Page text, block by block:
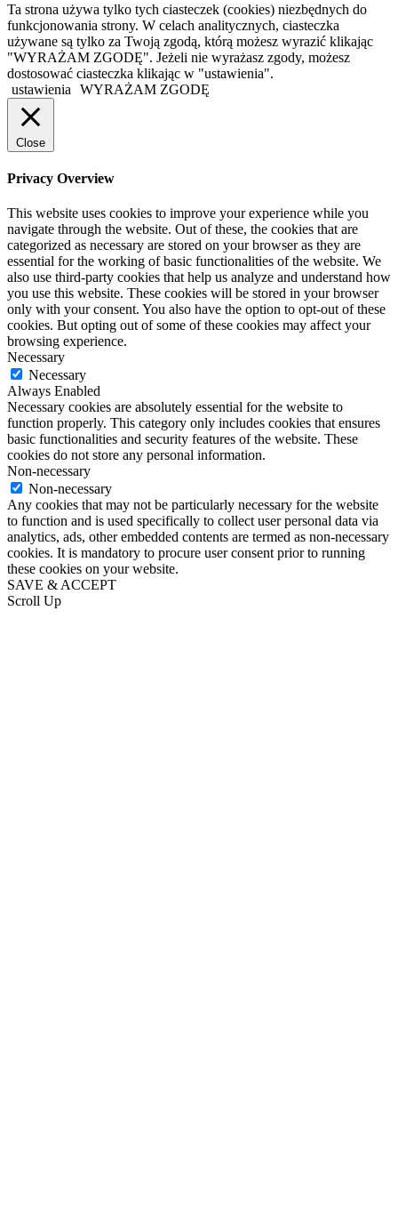
Ta strona używa tylko tych ciasteczek (cookies) niezbędnych do
funkcjonowania strony. W celach analitycznych, ciasteczka
używane są tylko za Twoją zgodą, którą możesz wyrazić klikając
"WYRAŻAM ZGODĘ". Jeżeli nie wyrażasz zgody, możesz
dostosować ciasteczka klikając w "ustawienia".
ustawienia
WYRAŻAM ZGODĘ
Close
Privacy Overview
This website uses cookies to improve your experience while you
navigate through the website. Out of these, the cookies that are
categorized as necessary are stored on your browser as they are
essential for the working of basic functionalities of the website. We
also use third-party cookies that help us analyze and understand how
you use this website. These cookies will be stored in your browser
only with your consent. You also have the option to opt-out of these
cookies. But opting out of some of these cookies may affect your
browsing experience.
Necessary
Necessary
Always Enabled
Necessary cookies are absolutely essential for the website to
function properly. This category only includes cookies that ensures
basic functionalities and security features of the website. These
cookies do not store any personal information.
Non-necessary
Non-necessary
Any cookies that may not be particularly necessary for the website
to function and is used specifically to collect user personal data via
analytics, ads, other embedded contents are termed as non-necessary
cookies. It is mandatory to procure user consent prior to running
these cookies on your website.
SAVE & ACCEPT
Scroll Up